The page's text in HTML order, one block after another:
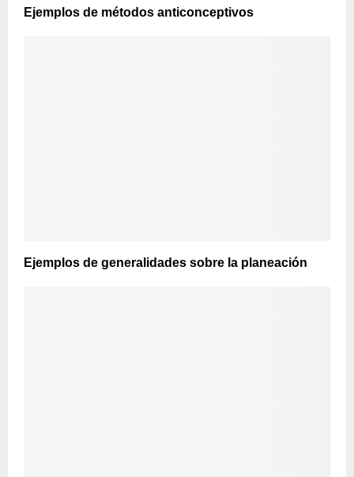
Ejemplos de métodos anticonceptivos
Ejemplos de generalidades sobre la planeación